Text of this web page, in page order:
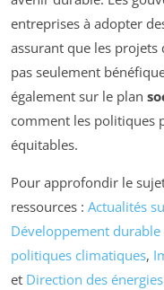
entreprises à adopter
assurant que les projets
pas seulement
également sur le plan
comment les politiques
équitables.
Pour approfondir le
ressources : Actualités
Développement
politiques climatiques,
et Direction des